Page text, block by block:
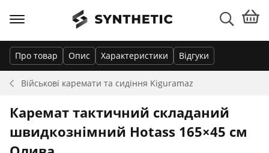
Військові каремати та сидіння Kiguramaz
Про товар Опис Характеристики Відгуки
Каремат тактичний складаний
швидкознімний Hotass 165×45 см